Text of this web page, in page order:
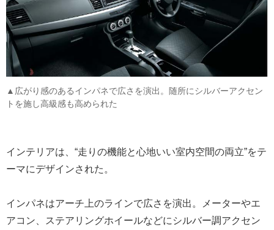
▲広がり感のあるインパネで広さを演出。随所にシルバーアクセン
トを施し高級感も高められた
インテリアは、“走りの機能と心地いい室内空間の両立”をテ
ーマにデザインされた。
インパネはアーチ上のラインで広さを演出。メーターやエ
アコン、ステアリングホイールなどにシルバー調アクセン